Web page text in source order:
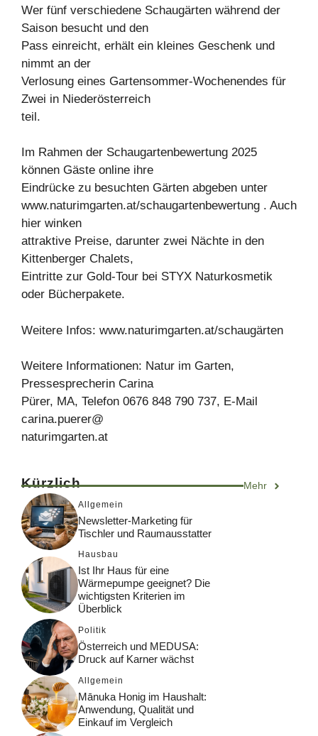
Wer fünf verschiedene Schaugärten während der
Saison besucht und den
Pass einreicht, erhält ein kleines Geschenk und
nimmt an der
Verlosung eines Gartensommer-Wochenendes für
Zwei in Niederösterreich
teil.
Im Rahmen der Schaugartenbewertung 2025
können Gäste online ihre
Eindrücke zu besuchten Gärten abgeben unter
www.naturimgarten.at/schaugartenbewertung . Auch
hier winken
attraktive Preise, darunter zwei Nächte in den
Kittenberger Chalets,
Eintritte zur Gold-Tour bei STYX Naturkosmetik
oder Bücherpakete.
Weitere Infos: www.naturimgarten.at/schaugärten
Weitere Informationen: Natur im Garten,
Pressesprecherin Carina
Pürer, MA, Telefon 0676 848 790 737, E-Mail
carina.puerer@
naturimgarten.at
Kürzlich Mehr
Allgemein
Newsletter-Marketing für
Tischler und Raumausstatter
Hausbau
Ist Ihr Haus für eine
Wärmepumpe geeignet? Die
wichtigsten Kriterien im
Überblick
Politik
Österreich und MEDUSA:
Druck auf Karner wächst
Allgemein
Mānuka Honig im Haushalt:
Anwendung, Qualität und
Einkauf im Vergleich